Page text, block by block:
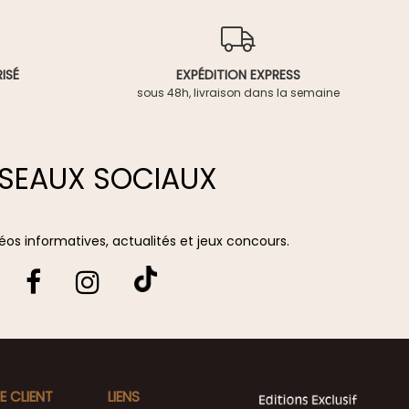
EXPÉDITION EXPRESS
sous 48h, livraison dans la semaine
SOCIAUX
informatives, actualités et jeux concours.
LIENS
CLIENT